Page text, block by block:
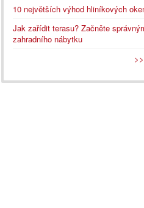
10 největších výhod hliníkových
Jak zařídit terasu? Začněte
zahradního nábytku